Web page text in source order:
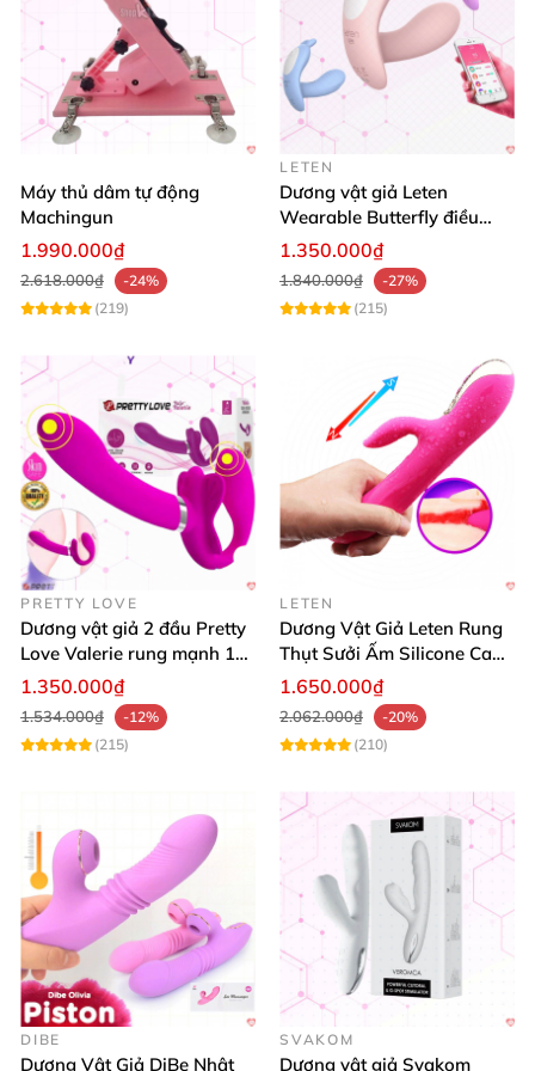
Máy thủ dâm tự động
Machingun
1.990.000₫
2.618.000₫
-24%
(219)
LETEN
Dương vật giả Leten
Wearable Butterfly điều
khiển app bluetooth 16 chế
1.350.000₫
1.840.000₫
-27%
(215)
PRETTY LOVE
Dương vật giả 2 đầu Pretty
Love Valerie rung mạnh 12
chế độ cao cấp
1.350.000₫
1.534.000₫
-12%
(215)
LETEN
Dương Vật Giả Leten Rung
Thụt Sưởi Ấm Silicone Cao
Cấp Kích Thích
1.650.000₫
2.062.000₫
-20%
(210)
DIBE
Dương Vật Giả DiBe Nhật
SVAKOM
Dương vật giả Svakom